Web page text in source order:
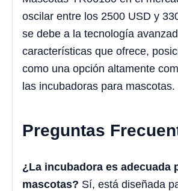
oscilar entre los 2500 USD y
se debe a la tecnología
características que ofrece,
como una opción altamente
las incubadoras para mascotas.
Preguntas
¿La incubadora es adecuada
mascotas? Sí, está diseñada